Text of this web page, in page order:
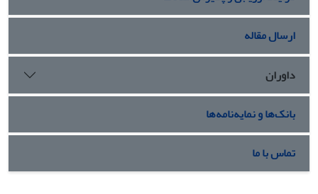
ارسال مقاله
داوران
بانک‌ها و نمایه‌نامه‌ها
تماس با ما